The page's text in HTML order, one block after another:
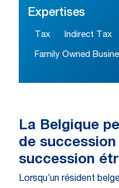
Expertises
Tax Indirect Tax
Family Owned
La Belgique
de
succession
Lorsqu’un résident